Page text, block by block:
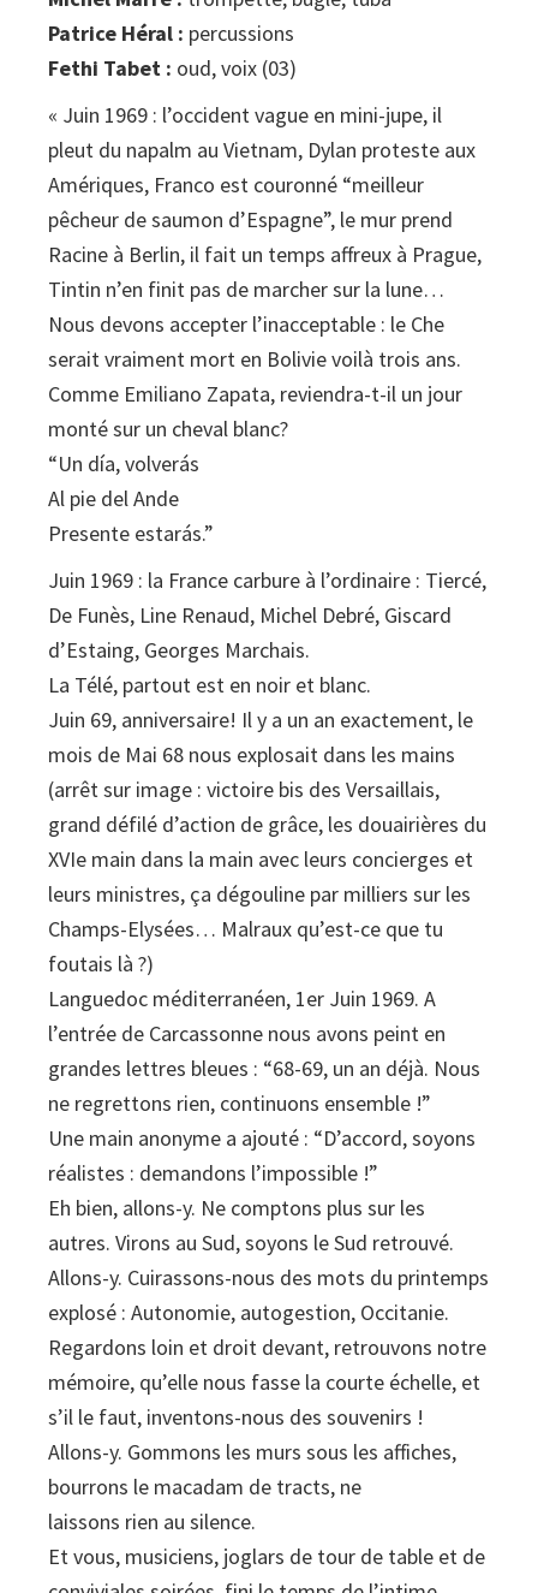
Patrice Héral : percussions
Fethi Tabet : oud, voix (03)
« Juin 1969 : l’occident vague en mini-jupe, il
pleut du napalm au Vietnam, Dylan proteste aux
Amériques, Franco est couronné “meilleur
pêcheur de saumon d’Espagne”, le mur prend
Racine à Berlin, il fait un temps affreux à Prague,
Tintin n’en finit pas de marcher sur la lune…
Nous devons accepter l’inacceptable : le Che
serait vraiment mort en Bolivie voilà trois ans.
Comme Emiliano Zapata, reviendra-t-il un jour
monté sur un cheval blanc?
“Un día, volverás
Al pie del Ande
Presente estarás.”
Juin 1969 : la France carbure à l’ordinaire : Tiercé,
De Funès, Line Renaud, Michel Debré, Giscard
d’Estaing, Georges Marchais.
La Télé, partout est en noir et blanc.
Juin 69, anniversaire! Il y a un an exactement, le
mois de Mai 68 nous explosait dans les mains
(arrêt sur image : victoire bis des Versaillais,
grand défilé d’action de grâce, les douairières du
XVIe main dans la main avec leurs concierges et
leurs ministres, ça dégouline par milliers sur les
Champs-Elysées… Malraux qu’est-ce que tu
foutais là ?)
Languedoc méditerranéen, 1er Juin 1969. A
l’entrée de Carcassonne nous avons peint en
grandes lettres bleues : “68-69, un an déjà. Nous
ne regrettons rien, continuons ensemble !”
Une main anonyme a ajouté : “D’accord, soyons
réalistes : demandons l’impossible !”
Eh bien, allons-y. Ne comptons plus sur les
autres. Virons au Sud, soyons le Sud retrouvé.
Allons-y. Cuirassons-nous des mots du printemps
explosé : Autonomie, autogestion, Occitanie.
Regardons loin et droit devant, retrouvons notre
mémoire, qu’elle nous fasse la courte échelle, et
s’il le faut, inventons-nous des souvenirs !
Allons-y. Gommons les murs sous les affiches,
bourrons le macadam de tracts, ne
laissons rien au silence.
Et vous, musiciens, joglars de tour de table et de